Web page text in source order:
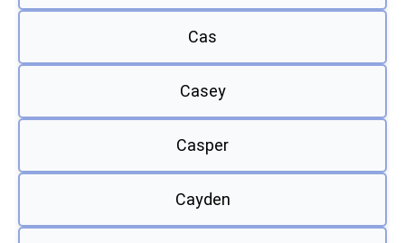
Cas
Casey
Casper
Cayden